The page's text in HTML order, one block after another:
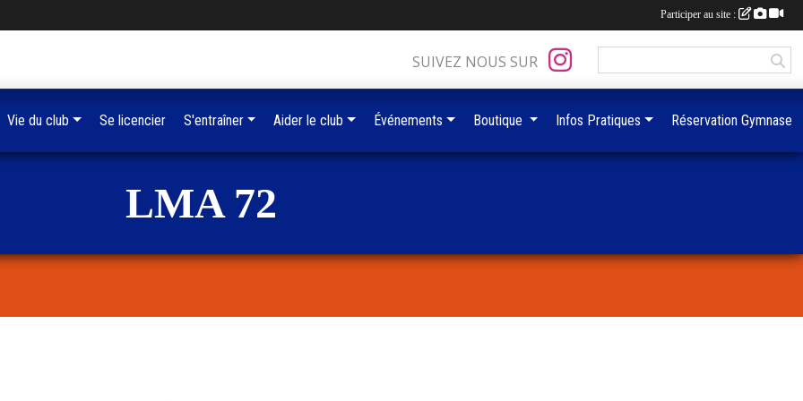
LMA 72
SUIVEZ NOUS SUR
Vie du club Se licencier S'entraîner Aider le club Événements Boutique Infos Pratiques Réservation Gymnase
Participer au site :